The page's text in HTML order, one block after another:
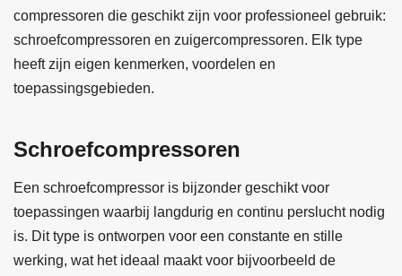
compressoren die geschikt zijn voor professioneel gebruik:
schroefcompressoren en zuigercompressoren. Elk type
heeft zijn eigen kenmerken, voordelen en
toepassingsgebieden.
Schroefcompressoren
Een schroefcompressor is bijzonder geschikt voor
toepassingen waarbij langdurig en continu perslucht nodig
is. Dit type is ontworpen voor een constante en stille
werking, wat het ideaal maakt voor bijvoorbeeld de